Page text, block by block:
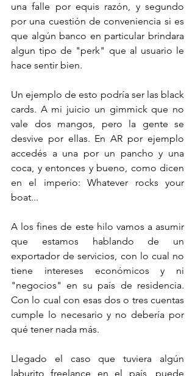
una falle por equis razón, y segundo
por una cuestión de conveniencia si es
que algún banco en particular brindara
algun tipo de "perk" que al usuario le
hace sentir bien.
Un ejemplo de esto podría ser las black
cards. A mi juicio un gimmick que no
vale dos mangos, pero la gente se
desvive por ellas. En AR por ejemplo
accedés a una por un pancho y una
coca, y entonces y bueno, como dicen
en el imperio: Whatever rocks your
boat...
A los fines de este hilo vamos a asumir
que estamos hablando de un
exportador de servicios, con lo cual no
tiene intereses económicos y ni
"negocios" en su país de residencia.
Con lo cual con esas dos o tres cuentas
cumple lo necesario y no debería por
qué tener nada más.
Llegado el caso que tuviera algún
laburito freelance en el país, puede